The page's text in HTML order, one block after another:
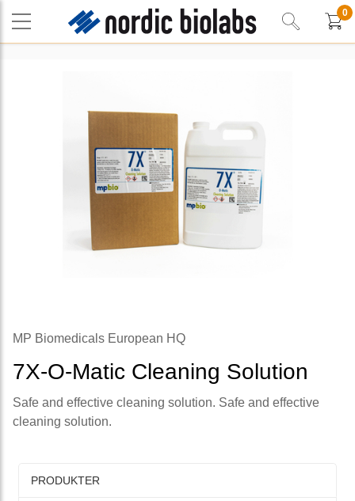
0
MP Biomedicals European HQ
7X-O-Matic Cleaning Solution
Safe and effective cleaning solution. Safe and effective
cleaning solution.
PRODUKTER